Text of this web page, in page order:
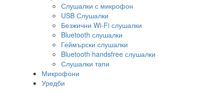
Слушалки с микрофон
USB Слушалки
Безжични Wi-Fi слушалки
Bluetooth слушалки
Геймърски слушалки
Bluetooth handsfree слушалки
Слушалки тапи
Микрофони
Уредби